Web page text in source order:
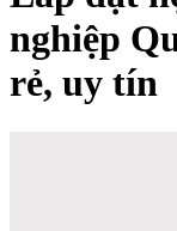
nghiệp
rẻ, uy tín